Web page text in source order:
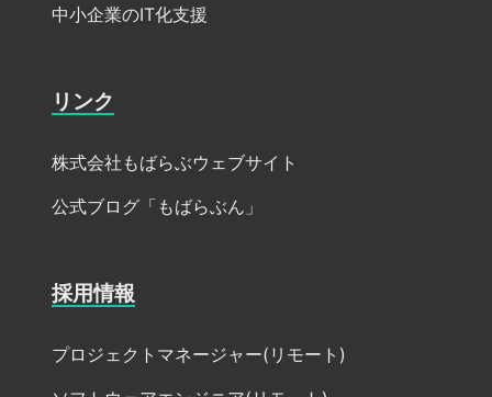
中小企業のIT化支援
リンク
株式会社もばらぶウェブサイト
公式ブログ「もばらぶん」
採用情報
プロジェクトマネージャー(リモート)